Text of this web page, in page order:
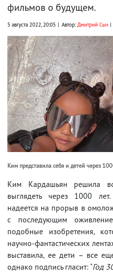
фильмов о будущем.
5 августа 2022, 20:05 Автор:Дмитрий Сыч
Ким представила себя и детей через
Ким Кардашьян решила
выглядеть через 1000
надеется на прорыв в
с последующим
подобные изобретения,
научно-фантастических
выставила, ее дети – все
однако подпись гласит: "Год